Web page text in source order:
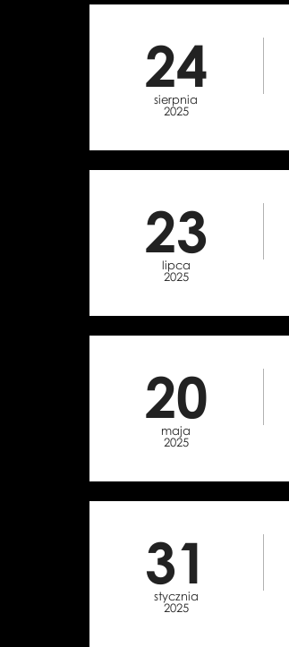
24
sierpnia
2025
23
lipca
2025
20
maja
2025
31
stycznia
2025